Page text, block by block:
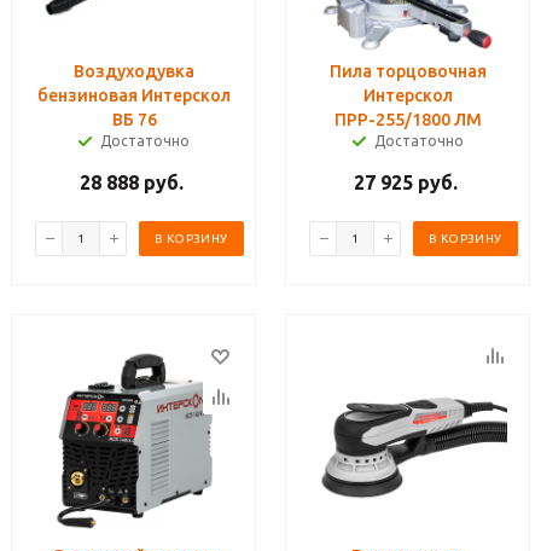
Воздуходувка
бензиновая Интерскол
ВБ 76
Достаточно
28 888 руб.
В КОРЗИНУ
Пила торцовочная
Интерскол
ПРР-255/1800 ЛМ
Достаточно
27 925 руб.
В КОРЗИНУ